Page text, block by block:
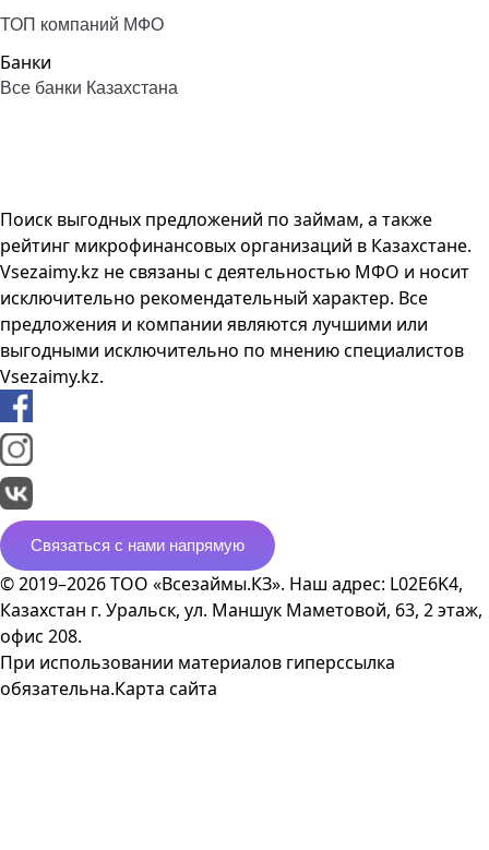
ТОП компаний МФО
Банки
Все банки Казахстана
Поиск выгодных предложений по займам, а также
рейтинг микрофинансовых организаций в Казахстане.
Vsezaimy.kz не связаны с деятельностью МФО и носит
исключительно рекомендательный характер. Все
предложения и компании являются лучшими или
выгодными исключительно по мнению специалистов
Vsezaimy.kz.
Связаться с нами напрямую
© 2019–2026 ТОО «Всезаймы.КЗ». Наш адрес: L02E6K4,
Казахстан г. Уральск, ул. Маншук Маметовой, 63, 2 этаж,
офис 208.
При использовании материалов гиперссылка
обязательна.Карта сайта